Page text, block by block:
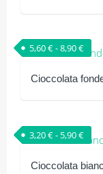
Cioccolata
5,60€-8,90€
prodotto
ha
piùCioccolata
3,20€- 5,90€